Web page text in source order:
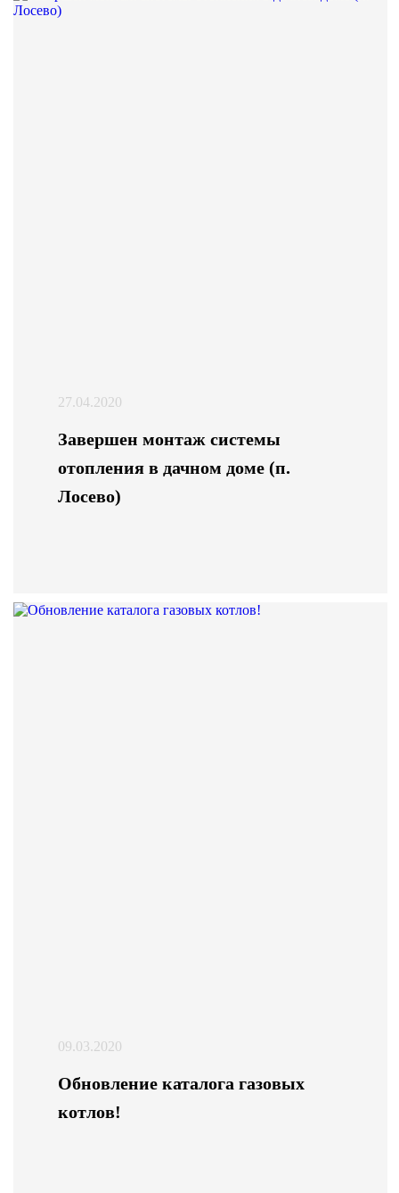
27.04.2020
Завершен монтаж системы
отопления в дачном доме (п.
Лосево)
09.03.2020
Обновление каталога газовых
котлов!